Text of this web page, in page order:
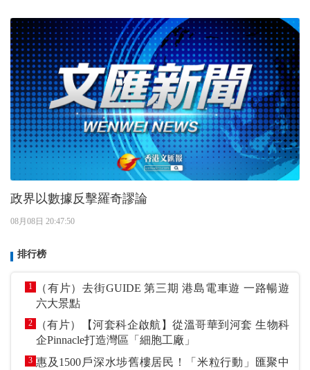
政界以數據反擊羅奇謬論
08月08日 20:47:50
排行榜
1
（有片）去街GUIDE 第三期 港島電車遊 一路暢遊
六大景點
2
（有片）【河套科企啟航】從溫哥華到河套 生物科
企Pinnacle打造灣區「細胞工廠」
3 惠及1500戶深水埗舊樓居民！「米粒行動」匯聚中